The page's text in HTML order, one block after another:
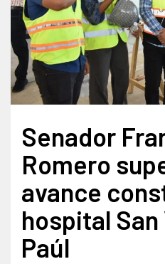
Senador
Romero
avance
hospital
Paúl